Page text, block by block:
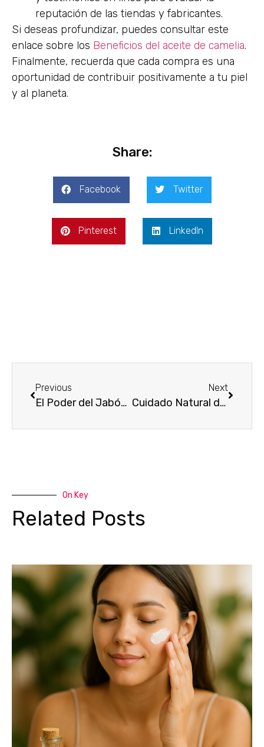
reputación de las tiendas y fabricantes.
Si deseas profundizar, puedes consultar este
enlace sobre los Beneficios del aceite de camelia.
Finalmente, recuerda que cada compra es una
oportunidad de contribuir positivamente a tu piel
y al planeta.
Share:
Facebook Twitter
Pinterest LinkedIn
Previous
El Poder del Jabón de Azufre en el Cuidado de la Piel en Madrid
Next
Cuidado Natural de la Piel con Aceite de Granada
On Key
Related Posts